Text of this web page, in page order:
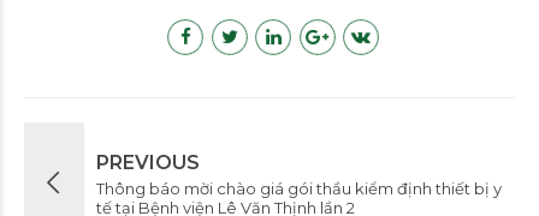
PREVIOUS
Thông báo mời chào giá gói thầu kiểm định thiết bị y
tế tại Bệnh viện Lê Văn Thịnh lần 2